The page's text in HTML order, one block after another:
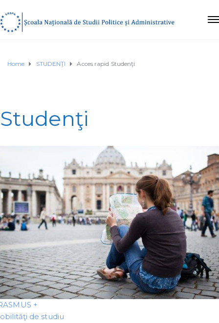
Home STUDENŢI Acces rapid Studenţi
Studenţi
+
de studiu